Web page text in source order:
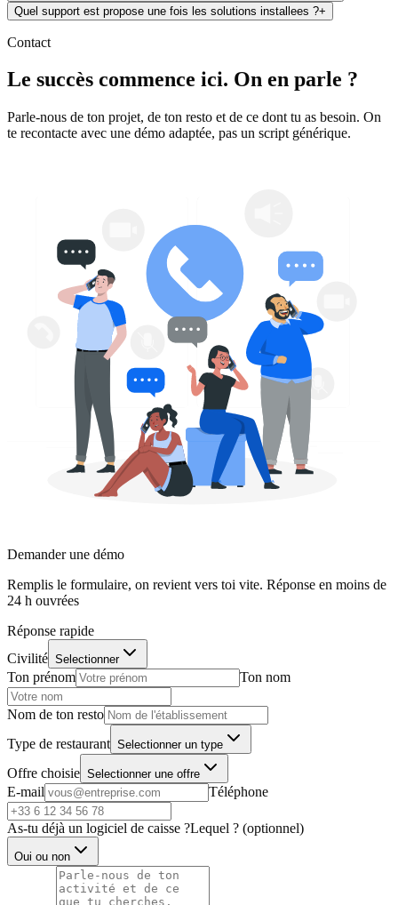
Quel support est propose une fois les solutions installees ?+
Contact
Le succès commence ici. On en parle ?
Parle-nous de ton projet, de ton resto et de ce dont tu as besoin. On
te recontacte avec une démo adaptée, pas un script générique.
Demander une démo
Remplis le formulaire, on revient vers toi vite. Réponse en moins de
24 h ouvrées
Réponse rapide
Civilité Selectionner
Ton prénom Ton nom
Nom de ton resto
Type de restaurant Selectionner un type
Offre choisie Selectionner une offre
E-mail Téléphone
As-tu déjà un logiciel de caisse ?Lequel ? (optionnel)
Oui ou non